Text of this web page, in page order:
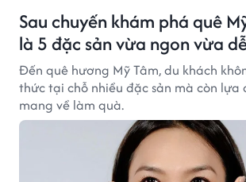
Sau chuyến khám phá quê
là 5 đặc sản vừa ngon vừa
Đến quê hương Mỹ Tâm, du khách
thức tại chỗ nhiều đặc sản mà còn lựa
mang về làm quà.